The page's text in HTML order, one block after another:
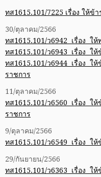
ทส1615.101/7225 เรื่อง ให้ข้
30/ตุลาคม/2566
ทส1615.101/ว6942 เรื่อง ใ
ทส1615.101/ว6943 เรื่อง ใ
ทส1615.101/ว6944 เรื่อง ใ
ราชการ
11/ตุลาคม/2566
ทส1615.101/ว6560 เรื่อง ใ
ราชการ
9/ตุลาคม/2566
ทส1615.101/ว6549 เรื่อง ใ
29/กันยายน/2566
ทส1615.101/ว6363 เรื่อง ใ